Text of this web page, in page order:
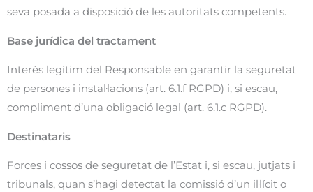
seva posada a disposició de les autoritats competents.
Base jurídica del tractament
Interès legítim del Responsable en garantir la seguretat
de persones i instal·lacions (art. 6.1.f RGPD) i, si escau,
compliment d’una obligació legal (art. 6.1.c RGPD).
Destinataris
Forces i cossos de seguretat de l’Estat i, si escau, jutjats i
tribunals, quan s’hagi detectat la comissió d’un il·lícit o